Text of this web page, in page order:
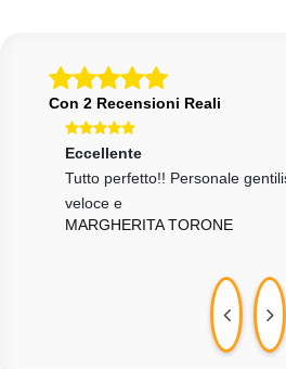
Con 2 Recensioni Reali
Eccellente
Tutto perfetto!! Personale
veloce e
MARGHERITA TORONE